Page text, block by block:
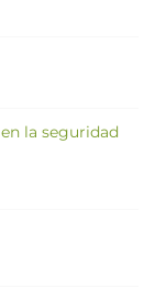
la seguridad